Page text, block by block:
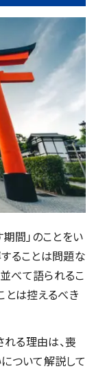
間」のことをい
ることは問題な
並べて語られるこ
とは控えるべき
れる理由は、喪
ついて解説して